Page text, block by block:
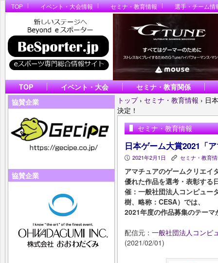
TOP イベント・大会情報 セミナ・教育情報 選手・チーム情
TOP イベント・大会
セミナ・教育関係
協賛企業
協賛企業
トップ › セミナ・教育情報 › 日
決定！
セミナ・教育情報
日本ゲーム大賞2021「
P 2021年2月1日 K セミナ・教育
アマチュアのゲームクリエイ
優れた作品を選考・表彰する
催：一般社団法人コンピュー
樹、略称：CESA）では、
2021年度の作品募集のテーマ
配信元： 一般社団法人コンピ
(2021/02/01)